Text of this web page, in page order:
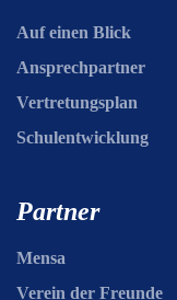
Auf einen Blick
Ansprechpartner
Vertretungsplan
Schulentwicklung
Partner
Mensa
Verein der Freunde